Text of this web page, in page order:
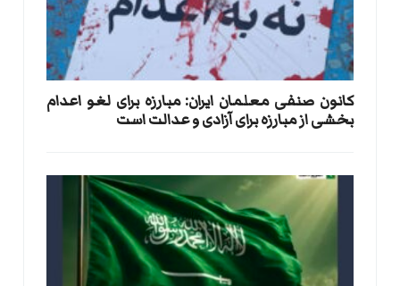
کانون صنفی معلمان ایران: مبارزه برای لغو اعدام
بخشی از مبارزه برای آزادی و عدالت است